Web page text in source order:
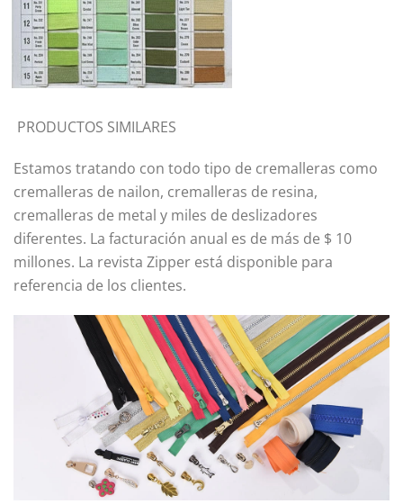
PRODUCTOS SIMILARES
Estamos tratando con todo tipo de cremalleras como
cremalleras de nailon, cremalleras de resina,
cremalleras de metal y miles de deslizadores
diferentes. La facturación anual es de más de $ 10
millones. La revista Zipper está disponible para
referencia de los clientes.